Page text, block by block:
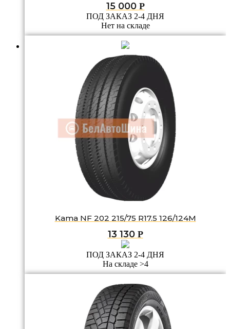
15 000 Р
ПОД ЗАКАЗ 2-4 ДНЯ
Нет на складе
Kama NF 202 215/75 R17.5 126/124M
13 130 Р
ПОД ЗАКАЗ 2-4 ДНЯ
На складе >4